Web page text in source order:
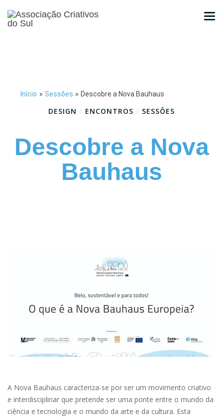
Início » Sessões » Descobre a Nova Bauhaus
DESIGN / ENCONTROS / SESSÕES
Descobre a Nova
Bauhaus
A Nova Bauhaus caracteriza-se por ser um movimento criativo
e interdisciplinar que pretende ser uma ponte entre o mundo da
ciência e tecnologia e o mundo da arte e da cultura. Esta